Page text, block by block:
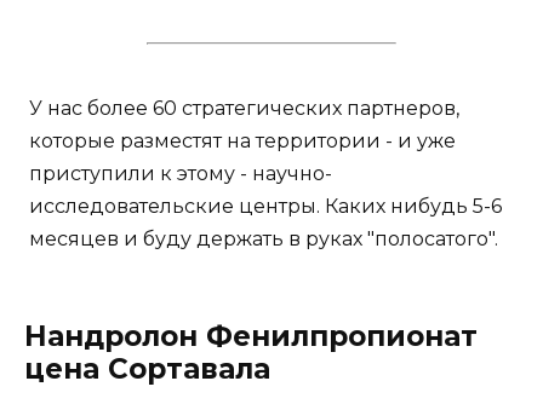
У нас более 60 стратегических партнеров,
которые разместят на территории - и уже
приступили к этому - научно-
исследовательские центры. Каких нибудь 5-6
месяцев и буду держать в руках "полосатого".
Нандролон Фенилпропионат
цена Сортавала